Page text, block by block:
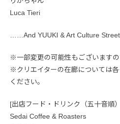
Luca Tieri
……And YUUKI & Art Culture
※一部変更の可能性もございますの
※クリエイターの在廊については
ください。
[出店フード・ドリンク（五十音順
Sedai Coffee & Roasters